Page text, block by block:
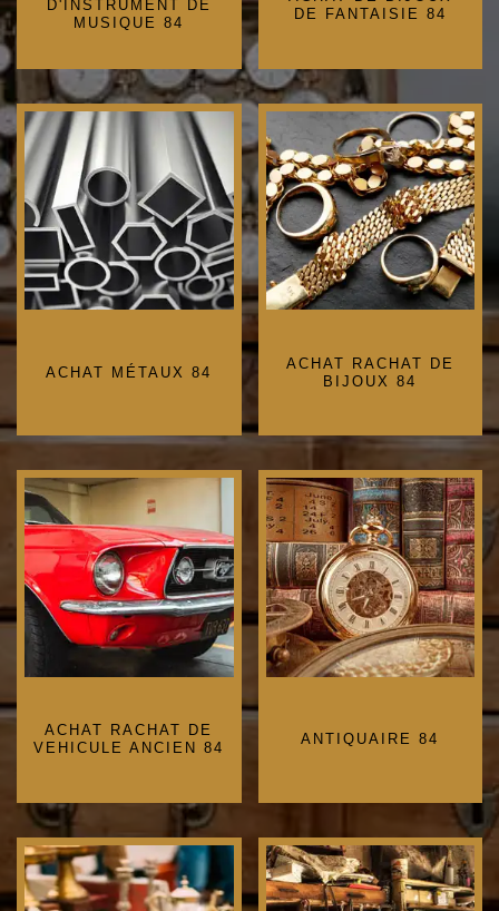
D'INSTRUMENT DE
MUSIQUE 84
DE FANTAISIE 84
ACHAT MÉTAUX 84
ACHAT RACHAT DE
BIJOUX 84
ACHAT RACHAT DE
VEHICULE ANCIEN 84
ANTIQUAIRE 84